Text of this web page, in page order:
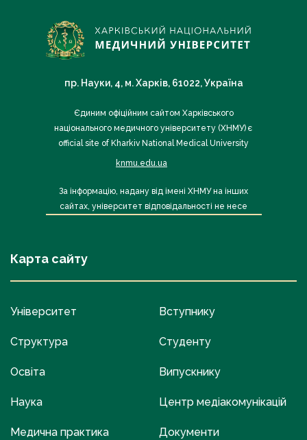
пр. Науки, 4, м. Харків, 61022, Україна
Єдиним офіційним сайтом Харківського
національного медичного університету (ХНМУ) є
official site of Kharkiv National Medical University
knmu.edu.ua
За інформацію, надану від імені ХНМУ на інших
сайтах, університет відповідальності не несе
Карта сайту
Університет
Структура
Освіта
Наука
Медична практика
Вступнику
Студенту
Випускнику
Центр медіакомунікацій
Документи